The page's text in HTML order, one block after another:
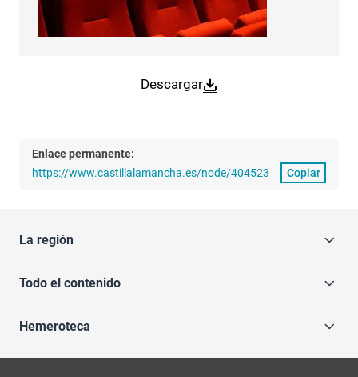
Descargar
Enlace permanente:
https://www.castillalamancha.es/node/404523
Copiar
La región
Todo el contenido
Hemeroteca